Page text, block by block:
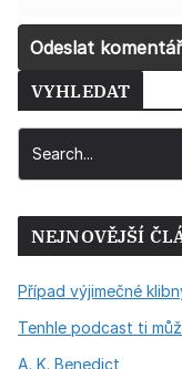
VYHLEDAT
NEJNOVĚJŠÍ
Případ výjimečné
Tenhle podcast ti
A. K. Benedict